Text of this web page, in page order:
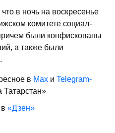
в ночь на воскресенье
комитете социал-
были конфискованы
а также были
в Max и Telegram-
Татарстан»
«Дзен»